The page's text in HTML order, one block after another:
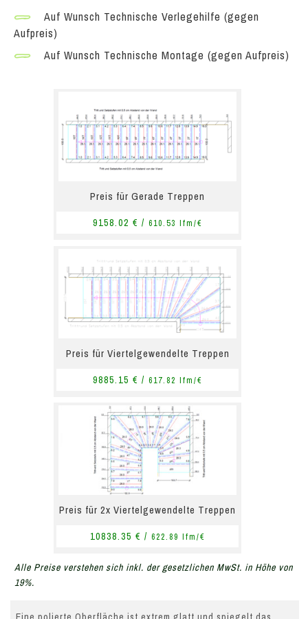
Auf Wunsch Technische Verlegehilfe (gegen
Aufpreis)
Auf Wunsch Technische Montage (gegen Aufpreis)
Preis für Gerade Treppen
9158.02 € / 610.53 lfm/€
Preis für Viertelgewendelte Treppen
9885.15 € / 617.82 lfm/€
Preis für 2x Viertelgewendelte Treppen
10838.35 € / 622.89 lfm/€
Alle Preise verstehen sich inkl. der gesetzlichen MwSt. in Höhe von
19%.